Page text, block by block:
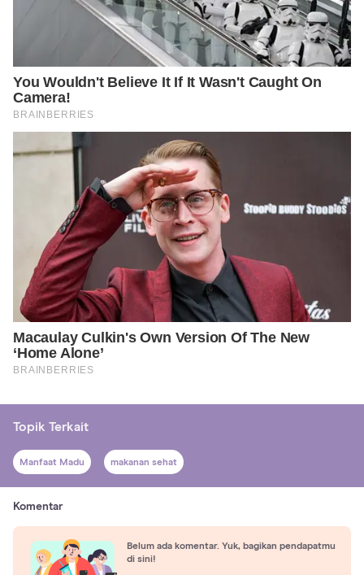
Topik Terkait
Manfaat Madu makanan sehat
Komentar
Belum ada komentar. Yuk, bagikan pendapatmu
di sini!